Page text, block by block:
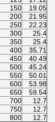
19.05
150
21.95
200
22.23
250
25.4
300
25.4
350
35.71
400
40.49
450
45.24
500
50.01
550
53.98
600
59.54
650
12.7
700
12.7
750
12.7
800